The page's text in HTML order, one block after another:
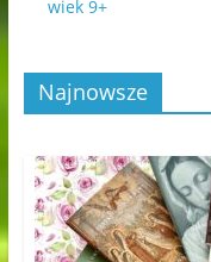
wiek 9+
Najnowsze